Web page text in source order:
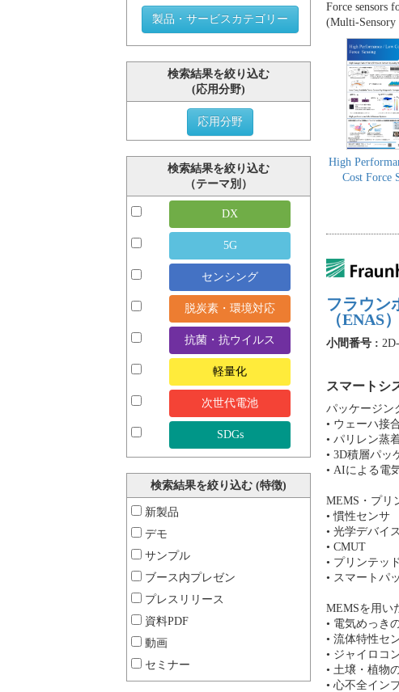
製品・サービスカテゴリー
検索結果を絞り込む
(応用分野)
応用分野
検索結果を絞り込む
（テーマ別）
DX
5G
センシング
脱炭素・環境対応
抗菌・抗ウイルス
軽量化
次世代電池
SDGs
検索結果を絞り込む (特徴)
新製品
デモ
サンプル
ブース内プレゼン
プレスリリース
資料PDF
動画
セミナー
Force sensors
(Multi-Sensory
High
Cost Force
フラウン
（ENAS）
小間番号 :
スマートシ
パッケージン
• ウェーハ接
• パリレン蒸
• 3D積層パッ
• AIによる電
MEMS・プリ
• 慣性センサ
• 光学デバイス
• CMUT
• プリンテッ
• スマートパ
MEMSを用い
• 電気めっき
• 流体特性セ
• ジャイロコ
• 土壌・植物
• 心不全イン